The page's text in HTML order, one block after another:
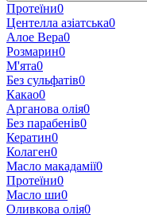
Протеїни0
Центелла азіатська0
Алое Вера0
Розмарин0
М'ята0
Без сульфатів0
Какао0
Арганова олія0
Без парабенів0
Кератин0
Колаген0
Масло макадамії0
Протеїни0
Масло ши0
Оливкова олія0